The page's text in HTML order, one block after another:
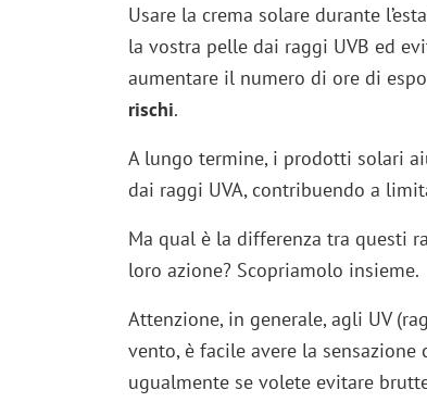
Usare la crema solare durante
la vostra pelle dai raggi UVB ed
aumentare il numero di ore di
rischi.
A lungo termine, i prodotti solari
dai raggi UVA, contribuendo a
Ma qual è la differenza tra questi
loro azione? Scopriamolo insieme.
Attenzione, in generale, agli UV
vento, è facile avere la
ugualmente se volete evitare